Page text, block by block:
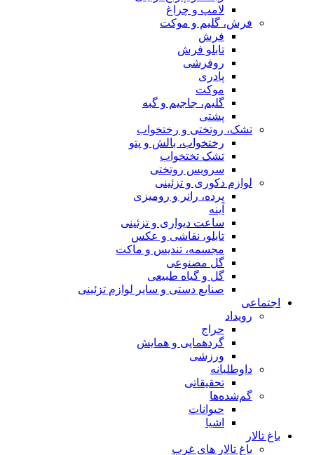
لامپ و چراغ
فرش، گلیم و موکت
فرش
تابلو فرش
روفرشی
پادری
موکت
گلیم، جاجیم و گبه
پشتی
تشک، روتختی و رختخواب
رختخواب، بالش و پتو
تشک تختخواب
سرویس روتختی
لوازم دکوری و تزئینی
پرده، رانر و رومیزی
آینه
ساعت دیواری و تزئینی
تابلو، نقاشی و عکس
مجسمه، تندیس و ماکت
گل مصنوعی
گل و گیاه طبیعی
صنایع دستی و سایر لوازم تزئینی
اجتماعی
رویداد
حراج
گردهمایی و همایش
ورزشی
داوطلبانه
تحقیقاتی
گم‌شده‌ها
حیوانات
اشیا
باغ تالار
باغ تالار های غرب